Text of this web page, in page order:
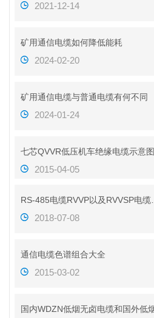
2021-12-14
矿用通信电缆如何降低能耗
2024-02-20
矿用通信电缆与普通电缆有何不同
2024-01-24
七芯QVVR低压机车绝缘电缆示意图
2015-04-05
2018-07-08
通信电缆色谱组合大全
2015-03-02